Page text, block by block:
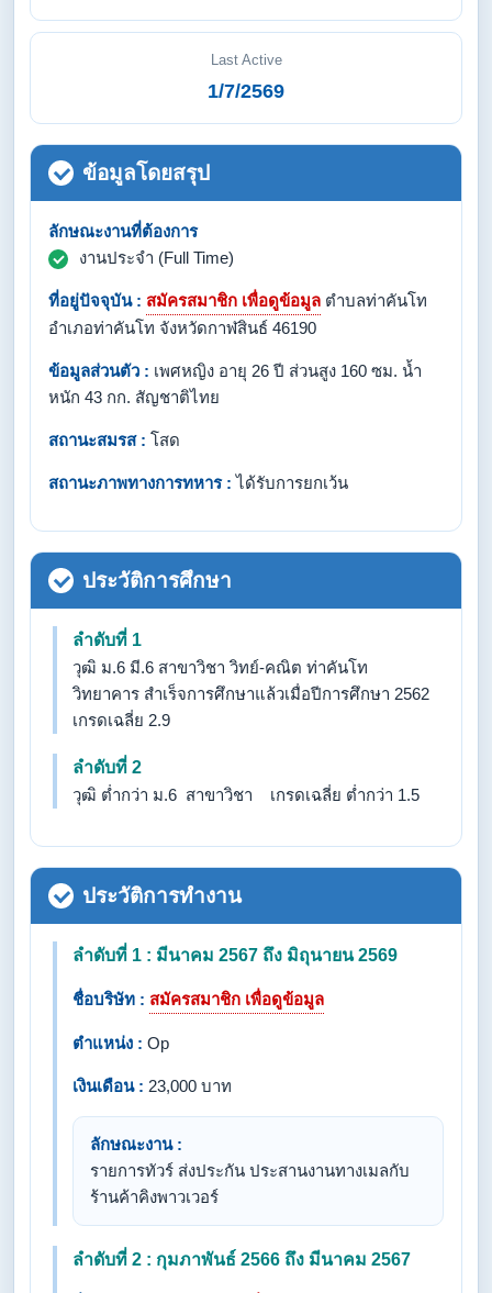
Last Active
1/7/2569
ข้อมูลโดยสรุป
ลักษณะงานที่ต้องการ
งานประจำ (Full Time)
ที่อยู่ปัจจุบัน : สมัครสมาชิก เพื่อดูข้อมูล ตำบลท่าคันโท
อำเภอท่าคันโท จังหวัดกาฬสินธ์ 46190
ข้อมูลส่วนตัว : เพศหญิง อายุ 26 ปี ส่วนสูง 160 ซม. น้ำ
หนัก 43 กก. สัญชาติไทย
สถานะสมรส : โสด
สถานะภาพทางการทหาร : ได้รับการยกเว้น
ประวัติการศึกษา
ลำดับที่ 1
วุฒิ ม.6 มี.6 สาขาวิชา วิทย์-คณิต ท่าคันโท
วิทยาคาร สำเร็จการศึกษาแล้วเมื่อปีการศึกษา 2562
เกรดเฉลี่ย 2.9
ลำดับที่ 2
วุฒิ ต่ำกว่า ม.6 สาขาวิชา เกรดเฉลี่ย ต่ำกว่า 1.5
ประวัติการทำงาน
ลำดับที่ 1 : มีนาคม 2567 ถึง มิถุนายน 2569
ชื่อบริษัท : สมัครสมาชิก เพื่อดูข้อมูล
ตำแหน่ง : Op
เงินเดือน : 23,000 บาท
ลักษณะงาน :
รายการทัวร์ ส่งประกัน ประสานงานทางเมลกับ
ร้านค้าคิงพาวเวอร์
ลำดับที่ 2 : กุมภาพันธ์ 2566 ถึง มีนาคม 2567